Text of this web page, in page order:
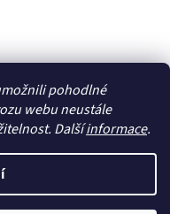
pohodlné
webu neustále
Dalšíinformace.